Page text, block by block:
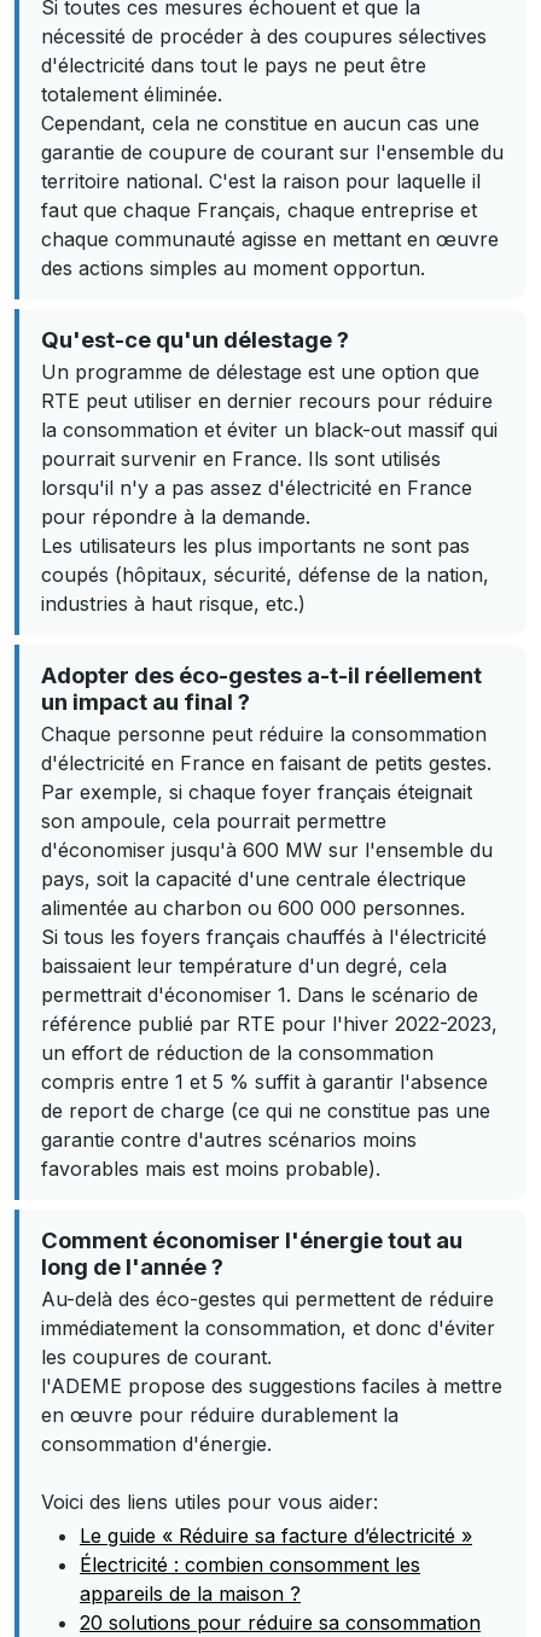
Si toutes ces mesures échouent et que la
nécessité de procéder à des coupures sélectives
d'électricité dans tout le pays ne peut être
totalement éliminée.
Cependant, cela ne constitue en aucun cas une
garantie de coupure de courant sur l'ensemble du
territoire national. C'est la raison pour laquelle il
faut que chaque Français, chaque entreprise et
chaque communauté agisse en mettant en œuvre
des actions simples au moment opportun.
Qu'est-ce qu'un délestage ?
Un programme de délestage est une option que
RTE peut utiliser en dernier recours pour réduire
la consommation et éviter un black-out massif qui
pourrait survenir en France. Ils sont utilisés
lorsqu'il n'y a pas assez d'électricité en France
pour répondre à la demande.
Les utilisateurs les plus importants ne sont pas
coupés (hôpitaux, sécurité, défense de la nation,
industries à haut risque, etc.)
Adopter des éco-gestes a-t-il réellement
un impact au final ?
Chaque personne peut réduire la consommation
d'électricité en France en faisant de petits gestes.
Par exemple, si chaque foyer français éteignait
son ampoule, cela pourrait permettre
d'économiser jusqu'à 600 MW sur l'ensemble du
pays, soit la capacité d'une centrale électrique
alimentée au charbon ou 600 000 personnes.
Si tous les foyers français chauffés à l'électricité
baissaient leur température d'un degré, cela
permettrait d'économiser 1. Dans le scénario de
référence publié par RTE pour l'hiver 2022-2023,
un effort de réduction de la consommation
compris entre 1 et 5 % suffit à garantir l'absence
de report de charge (ce qui ne constitue pas une
garantie contre d'autres scénarios moins
favorables mais est moins probable).
Comment économiser l'énergie tout au
long de l'année ?
Au-delà des éco-gestes qui permettent de réduire
immédiatement la consommation, et donc d'éviter
les coupures de courant.
l'ADEME propose des suggestions faciles à mettre
en œuvre pour réduire durablement la
consommation d'énergie.
Voici des liens utiles pour vous aider:
Le guide « Réduire sa facture d’électricité »
Électricité : combien consomment les
appareils de la maison ?
20 solutions pour réduire sa consommation